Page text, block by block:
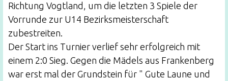
Richtung Vogtland, um die letzten 3 Spiele der
Vorrunde zur U14 Bezirksmeisterschaft
zubestreiten.
Der Start ins Turnier verlief sehr erfolgreich mit
einem 2:0 Sieg. Gegen die Mädels aus Frankenberg
war erst mal der Grundstein für " Gute Laune und